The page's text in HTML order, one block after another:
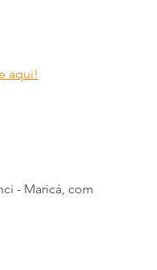
aqui!
- Maricá, com